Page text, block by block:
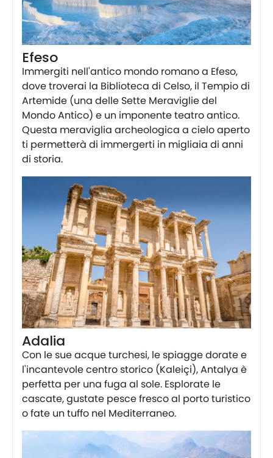
Efeso
Immergiti nell'antico mondo romano a Efeso,
dove troverai la Biblioteca di Celso, il Tempio di
Artemide (una delle Sette Meraviglie del
Mondo Antico) e un imponente teatro antico.
Questa meraviglia archeologica a cielo aperto
ti permetterà di immergerti in migliaia di anni
di storia.
Adalia
Con le sue acque turchesi, le spiagge dorate e
l'incantevole centro storico (Kaleiçi), Antalya è
perfetta per una fuga al sole. Esplorate le
cascate, gustate pesce fresco al porto turistico
o fate un tuffo nel Mediterraneo.